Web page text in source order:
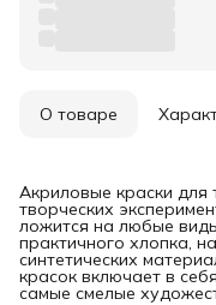
О товаре
Акриловые краски для
творческих
ложится на любые
практичного хлопка,
синтетических
красок включает в
самые смелые